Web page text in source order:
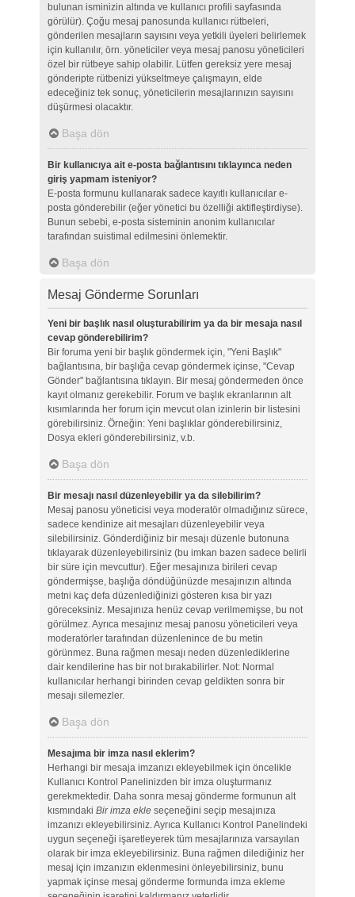
bulunan isminizin altında ve kullanıcı profili sayfasında
görülür). Çoğu mesaj panosunda kullanıcı rütbeleri,
gönderilen mesajların sayısını veya yetkili üyeleri belirlemek
için kullanılır, örn. yöneticiler veya mesaj panosu yöneticileri
özel bir rütbeye sahip olabilir. Lütfen gereksiz yere mesaj
gönderipte rütbenizi yükseltmeye çalışmayın, elde
edeceğiniz tek sonuç, yöneticilerin mesajlarınızın sayısını
düşürmesi olacaktır.
Başa dön
Bir kullanıcıya ait e-posta bağlantısını tıklayınca neden
giriş yapmam isteniyor?
E-posta formunu kullanarak sadece kayıtlı kullanıcılar e-
posta gönderebilir (eğer yönetici bu özelliği aktifleştirdiyse).
Bunun sebebi, e-posta sisteminin anonim kullanıcılar
tarafından suistimal edilmesini önlemektir.
Başa dön
Mesaj Gönderme Sorunları
Yeni bir başlık nasıl oluşturabilirim ya da bir mesaja nasıl
cevap gönderebilirim?
Bir foruma yeni bir başlık göndermek için, "Yeni Başlık"
bağlantısına, bir başlığa cevap göndermek içinse, "Cevap
Gönder" bağlantısına tıklayın. Bir mesaj göndermeden önce
kayıt olmanız gerekebilir. Forum ve başlık ekranlarının alt
kısımlarında her forum için mevcut olan izinlerin bir listesini
görebilirsiniz. Örneğin: Yeni başlıklar gönderebilirsiniz,
Dosya ekleri gönderebilirsiniz, v.b.
Başa dön
Bir mesajı nasıl düzenleyebilir ya da silebilirim?
Mesaj panosu yöneticisi veya moderatör olmadığınız sürece,
sadece kendinize ait mesajları düzenleyebilir veya
silebilirsiniz. Gönderdiğiniz bir mesajı düzenle butonuna
tıklayarak düzenleyebilirsiniz (bu imkan bazen sadece belirli
bir süre için mevcuttur). Eğer mesajınıza birileri cevap
göndermişse, başlığa döndüğünüzde mesajınızın altında
metni kaç defa düzenlediğinizi gösteren kısa bir yazı
göreceksiniz. Mesajınıza henüz cevap verilmemişse, bu not
görülmez. Ayrıca mesajınız mesaj panosu yöneticileri veya
moderatörler tarafından düzenlenince de bu metin
görünmez. Buna rağmen mesajı neden düzenlediklerine
dair kendilerine has bir not bırakabilirler. Not: Normal
kullanıcılar herhangi birinden cevap geldikten sonra bir
mesajı silemezler.
Başa dön
Mesajıma bir imza nasıl eklerim?
Herhangi bir mesaja imzanızı ekleyebilmek için öncelikle
Kullanıcı Kontrol Panelinizden bir imza oluşturmanız
gerekmektedir. Daha sonra mesaj gönderme formunun alt
kısmındaki Bir imza ekleseçeneğini seçip mesajınıza
imzanızı ekleyebilirsiniz. Ayrıca Kullanıcı Kontrol Panelindeki
uygun seçeneği işaretleyerek tüm mesajlarınıza varsayılan
olarak bir imza ekleyebilirsiniz. Buna rağmen dilediğiniz her
mesaj için imzanızın eklenmesini önleyebilirsiniz, bunu
yapmak içinse mesaj gönderme formunda imza ekleme